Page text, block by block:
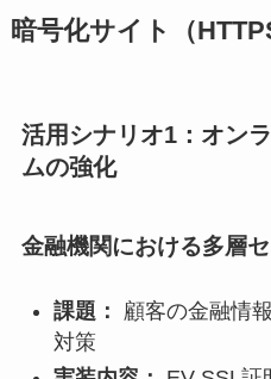
暗号化サイト（
活用シナリオ1：オン
ムの強化
金融機関における多層
課題：
顧客の金融情
対策